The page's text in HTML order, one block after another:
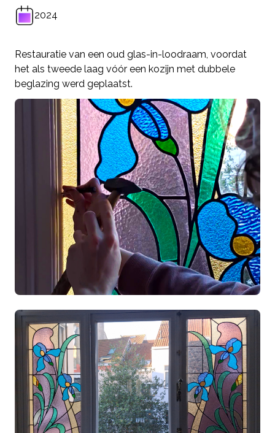
2024
Restauratie van een oud glas-in-loodraam, voordat
het als tweede laag vóór een kozijn met dubbele
beglazing werd geplaatst.